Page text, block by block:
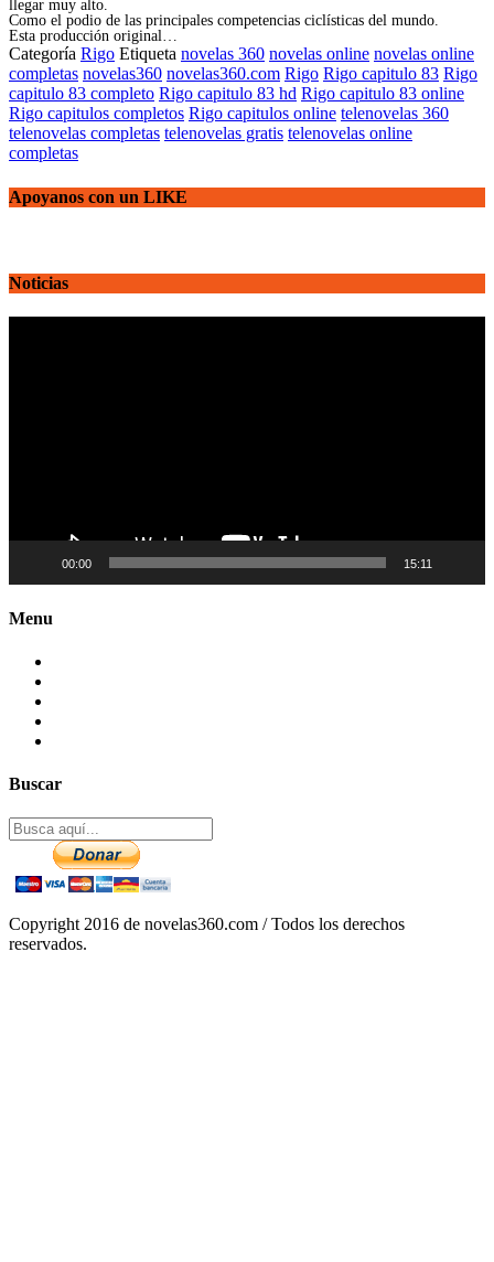
llegar muy alto.
Como el podio de las principales competencias ciclísticas del mundo.
Esta producción original…
Categoría Rigo Etiqueta novelas 360 novelas online novelas online
completas novelas360 novelas360.com Rigo Rigo capitulo 83 Rigo
capitulo 83 completo Rigo capitulo 83 hd Rigo capitulo 83 online
Rigo capitulos completos Rigo capitulos online telenovelas 360
telenovelas completas telenovelas gratis telenovelas online
completas
Apoyanos con un LIKE
Noticias
00:00 15:11
Menu
Buscar
Copyright 2016 de novelas360.com / Todos los derechos
reservados.